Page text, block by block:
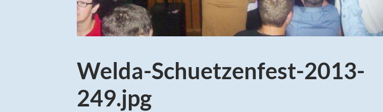
Welda-Schuetzenfest-2013-
249.jpg